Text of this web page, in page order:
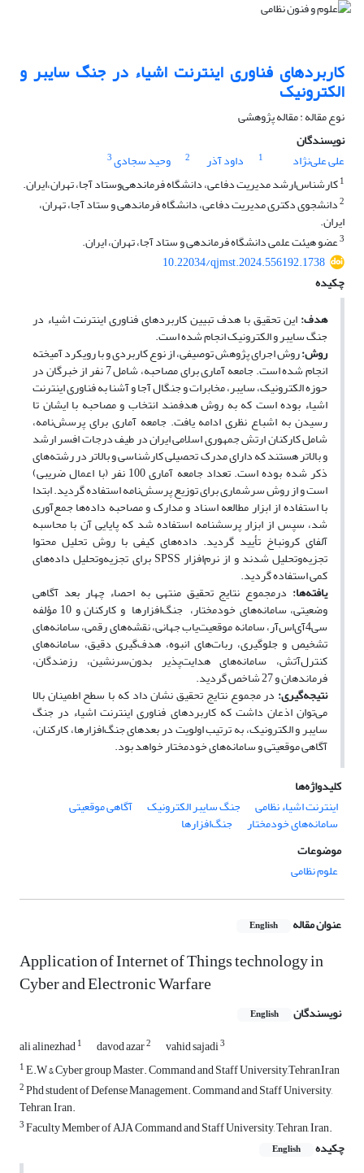
کاربردهای فناوری اینترنت اشیاء در جنگ سایبر و
الکترونیک
نوع مقاله : مقاله پژوهشی
نویسندگان
علی علی‌نژاد
1 داود آذر 2 وحید سجادی3
1کارشناس‌ارشد مدیریت دفاعی، دانشگاه فرماندهی‌و‌ستاد آجا، تهران،ایران.
2دانشجوی دکتری مدیریت دفاعی، دانشگاه فرماندهی و ستاد آجا، تهران،
ایران.
3عضو هیئت علمی دانشگاه فرماندهی و ستاد آجا، تهران، ایران.
10.22034/qjmst.2024.556192.1738
چکیده
هدف:این تحقیق با هدف تبیین کاربردهای فناوری اینترنت اشیاء در
جنگ سایبر و الکترونیک انجام شده است.
روش:روش اجرای پژوهش توصیفی، از نوع کاربردی و با رویکرد آمیخته
انجام شده است. جامعه آماری برای مصاحبه، شامل 7 نفر از خبرگان در
حوزه الکترونیک، سایبر، مخابرات و جنگال آجا و آشنا به فناوری اینترنت
اشیاء بوده‌ است که به روش هدفمند انتخاب و مصاحبه با ایشان تا
رسیدن به اشباع نظری ادامه یافت. جامعه آماری برای پرسش‌نامه،
شامل کارکنان ارتش جمهوری اسلامی ایران در طیف درجات افسر ارشد
و بالاتر هستند که دارای مدرک تحصیلی کارشناسی و بالاتر در رشته‌های
ذکر شده بوده است. تعداد جامعه آماری 100 نفر (با اعمال ضریبی)
است و از روش سرشماری برای توزیع پرسش‌نامه استفاده گردید. ابتدا
با استفاده از ابزار مطالعه اسناد و مدارک و مصاحبه داده‌ها جمع‌آوری
شد، سپس از ابزار پرسشنامه استفاده شد که پایایی آن با محاسبه
آلفای کرونباخ تأیید گردید. داده‌های کیفی با روش تحلیل محتوا
تجزیه‌وتحلیل شدند و از نرم‌افزار SPSS برای تجزیه‌وتحلیل داده‌های
کمی استفاده گردید.
یافته‌ها: درمجموع نتایج تحقیق منتهی به احصاء چهار بعد آگاهی
وضعیتی، سامانه‌های خودمختار، جنگ‌افزارها و کارکنان و 10 مؤلفه
سی4‌آی‌اس‌آر، سامانه موقعیت‌یاب جهانی، نقشه‌های رقمی، سامانه‌های
تشخیص و جلوگیری، ربات‌های انبوه، هدف‌گیری دقیق، سامانه‌های
کنترل‌آتش، سامانه‌های هدایت‌پذیر بدون‌سرنشین، رزمندگان،
فرماندهان و 27 شاخص گردید.
نتیجه‌گیری: در مجموع نتایج تحقیق نشان داد کهبا سطح اطمینان بالا
می‌توان اذعان داشت که کاربردهای فناوری اینترنت اشیاء در جنگ
سایبر و الکترونیک، به ترتیب اولویت در بعدهای جنگ‌افزارها، کارکنان،
آگاهی موقعیتی و سامانه‌های خودمختار خواهد بود.
کلیدواژه‌ها
اینترنت اشیاء نظامی
جنگ سایبر الکترونیک آگاهی موقعیتی
سامانه‌های خودمختار
جنگ‌افزارها
موضوعات
علوم نظامی
عنوان مقاله English
Application of Internet of Things technology in
Cyber and Electronic Warfare
نویسندگان English
ali alinezhad1 davod azar2 vahid sajadi3
1E.W & Cyber group Master. Command and Staff University,Tehran,Iran
2Phd student of Defense Management. Command and Staff University,
Tehran, Iran.
3Faculty Member of AJA Command and Staff University, Tehran, Iran.
چکیده
English